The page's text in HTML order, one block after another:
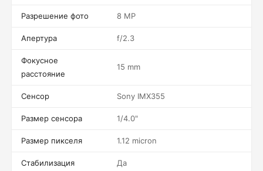
Разрешение фото 8 MP
Апертура f/2.3
Фокусное
расстояние
15 mm
Сенсор Sony IMX355
Размер сенсора 1/4.0"
Размер пикселя 1.12 micron
Стабилизация Да